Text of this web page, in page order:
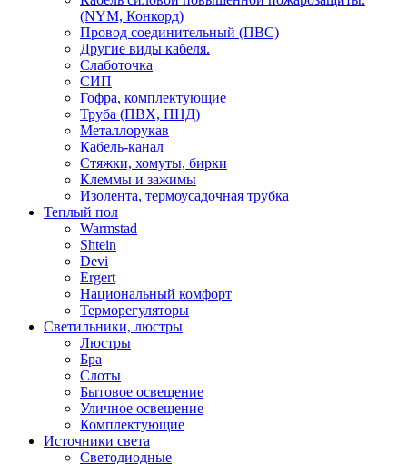
(NYM, Конкорд)
Провод соединительный (ПВС)
Другие виды кабеля.
Слаботочка
СИП
Гофра, комплектующие
Труба (ПВХ, ПНД)
Металлорукав
Кабель-канал
Стяжки, хомуты, бирки
Клеммы и зажимы
Изолента, термоусадочная трубка
Теплый пол
Warmstad
Shtein
Devi
Ergert
Национальный комфорт
Терморегуляторы
Светильники, люстры
Люстры
Бра
Слоты
Бытовое освещение
Уличное освещение
Комплектующие
Источники света
Светодиодные